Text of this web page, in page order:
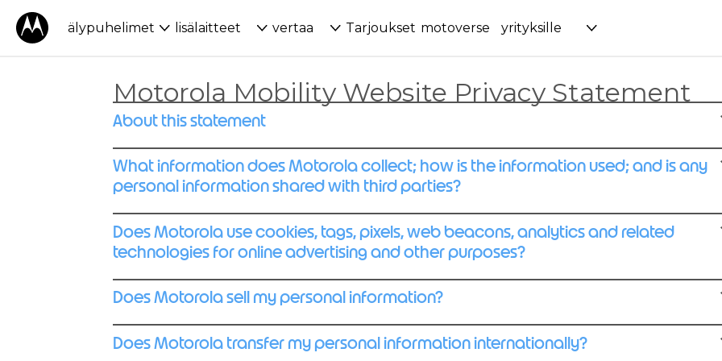
älypuhelimet lisälaitteet vertaa Tarjoukset motoverse yrityksille